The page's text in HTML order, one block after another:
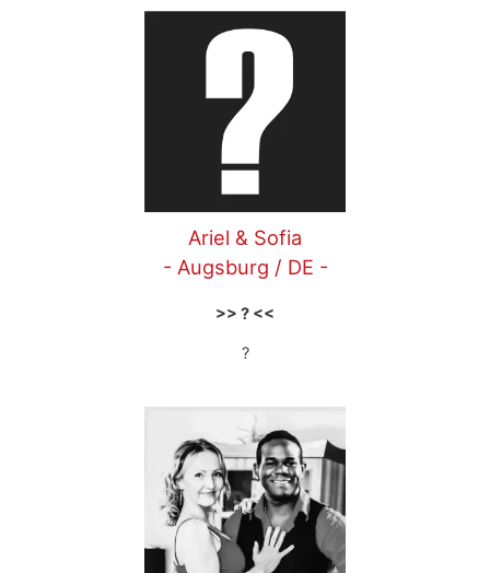
Ariel & Sofia
- Augsburg / DE -
>> ? <<
?